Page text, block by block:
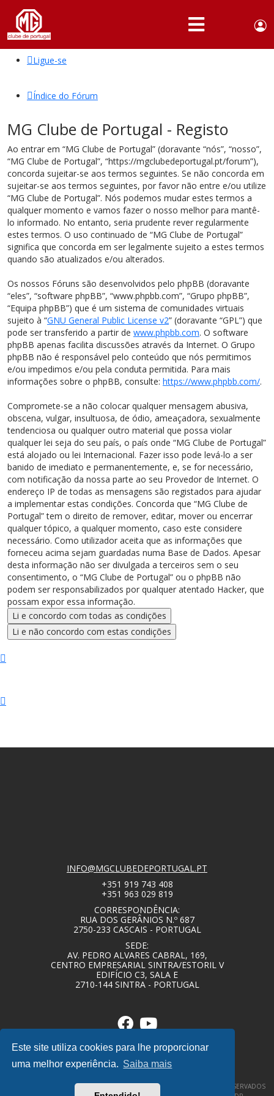
Este site utiliza cookies para lhe proporcionar
uma melhor experiência. Saiba mais
Portuguese,
English
QUEM
SÓCIOS
ATIVIDADES
NOTÍCIAS
FÓRUM
MARCA
MG
Ligue-se
Índice do Fórum
MG Clube de Portugal - Registo
Ao entrar em “MG Clube de Portugal” (doravante “nós”, “nosso”,
“MG Clube de Portugal”, “https://mgclubedeportugal.pt/forum”),
concorda sujeitar-se aos termos seguintes. Se não concorda em
sujeitar-se aos termos seguintes, por favor não entre e/ou utilize
“MG Clube de Portugal”. Nós podemos mudar estes termos a
qualquer momento e vamos fazer o nosso melhor para mantê-
lo informado. No entanto, seria prudente rever regularmente
estes termos. O uso continuado de “MG Clube de Portugal”
significa que concorda em ser legalmente sujeito a estes termos
quando são atualizados e/ou alterados.
Os nossos Fóruns são desenvolvidos pelo phpBB (doravante
“eles”, “software phpBB”, “www.phpbb.com”, “Grupo phpBB”,
“Equipa phpBB”) que é um sistema de comunidades virtuais
sujeito à “GNU General Public License v2” (doravante “GPL”) que
pode ser transferido a partir de www.phpbb.com. O software
phpBB apenas facilita discussões através da Internet. O Grupo
phpBB não é responsável pelo conteúdo que nós permitimos
e/ou impedimos e/ou pela conduta permitida. Para mais
informações sobre o phpBB, consulte: https://www.phpbb.com/.
Compromete-se a não colocar qualquer mensagem abusiva,
obscena, vulgar, insultuosa, de ódio, ameaçadora, sexualmente
tendenciosa ou qualquer outro material que possa violar
qualquer lei seja do seu país, o país onde “MG Clube de Portugal”
está alojado ou lei Internacional. Fazer isso pode levá-lo a ser
banido de imediato e permanentemente, e, se for necessário,
com notificação da nossa parte ao seu Provedor de Internet. O
endereço IP de todas as mensagens são registados para ajudar
a implementar estas condições. Concorda que “MG Clube de
Portugal” tem o direito de remover, editar, mover ou encerrar
qualquer tópico, a qualquer momento, caso este considere
necessário. Como utilizador aceita que as informações que
forneceu acima sejam guardadas numa Base de Dados. Apesar
desta informação não ser divulgada a terceiros sem o seu
consentimento, o “MG Clube de Portugal” ou o phpBB não
podem ser responsabilizados por qualquer atentado Hacker, que
possam expor essa informação.
INFO@MGCLUBEDEPORTUGAL.PT
+351 919 743 408
+351 963 029 819
CORRESPONDÊNCIA:
RUA DOS GERÂNIOS N.º 687
2750-233 CASCAIS - PORTUGAL
SEDE:
AV. PEDRO ALVARES CABRAL, 169,
CENTRO EMPRESARIAL SINTRA/ESTORIL V
EDIFÍCIO C3, SALA E
2710-144 SINTRA - PORTUGAL
© COPYRIGHT 2020 – MG CLUBE DE PORTUGAL – TODOS OS DIREITOS RESERVADOS